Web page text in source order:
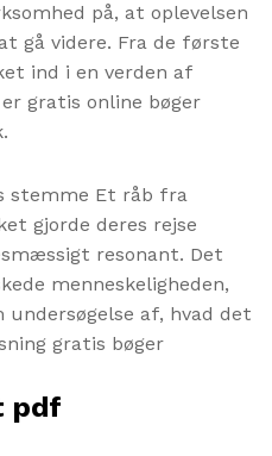
på, at oplevelsen
gå videre. Fra de første
ind i en verden af
gratis online bøger
stemme Et råb fra
gjorde deres rejse
resonant. Det
menneskeligheden,
af, hvad det
gratis bøger
pdf